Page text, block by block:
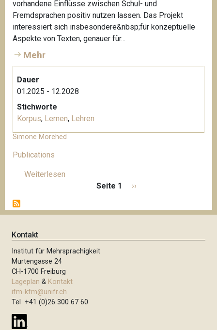
vorhandene Einflüsse zwischen Schul- und
Fremdsprachen positiv nutzen lassen. Das Projekt
interessiert sich insbesondere&nbsp;für konzeptuelle
Aspekte von Texten, genauer für...
Mehr
Dauer
01.2025 - 12.2028
Stichworte
Korpus, Lernen, Lehren
Simone Morehed
Publications
Weiterlesen
r
o
e
M
o
i
t
n
n
u
m
m
e
r
i
e
Seite 1
N
c
››
Kontakt
Institut für Mehrsprachigkeit
Murtengasse 24
CH-1700 Freiburg
Lageplan & Kontakt
ifm-kfm@unifr.ch
Tel +41 (0)26 300 67 60